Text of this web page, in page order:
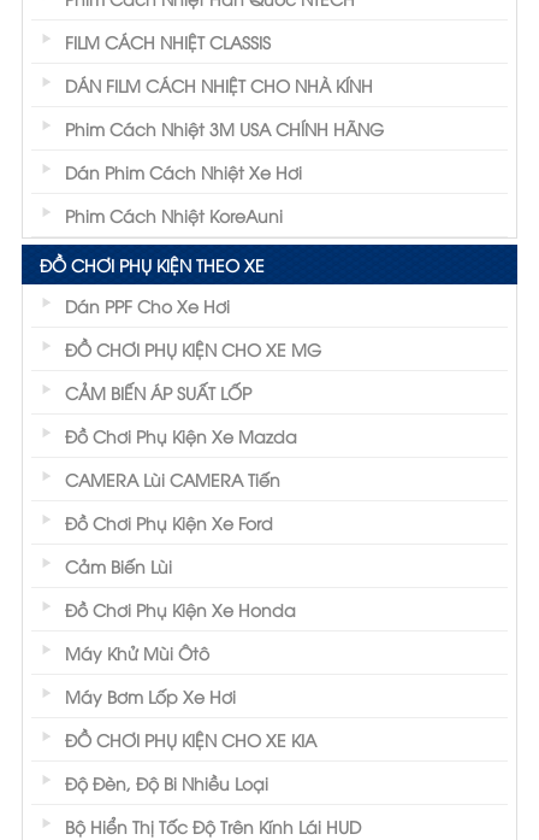
FILM CÁCH NHIỆT CLASSIS
DÁN FILM CÁCH NHIỆT CHO NHÀ KÍNH
Phim Cách Nhiệt 3M USA CHÍNH HÃNG
Dán Phim Cách Nhiệt Xe Hơi
Phim Cách Nhiệt KoreAuni
ĐỒ CHƠI PHỤ KIỆN THEO XE
Dán PPF Cho Xe Hơi
ĐỒ CHƠI PHỤ KIỆN CHO XE MG
CẢM BIẾN ÁP SUẤT LỐP
Đồ Chơi Phụ Kiện Xe Mazda
CAMERA Lùi CAMERA Tiến
Đồ Chơi Phụ Kiện Xe Ford
Cảm Biến Lùi
Đồ Chơi Phụ Kiện Xe Honda
Máy Khử Mùi Ôtô
Máy Bơm Lốp Xe Hơi
ĐỒ CHƠI PHỤ KIỆN CHO XE KIA
Độ Đèn, Độ Bi Nhiều Loại
Bộ Hiển Thị Tốc Độ Trên Kính Lái HUD